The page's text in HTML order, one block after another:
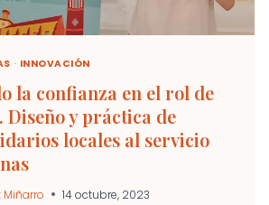
· INNOVACIÓN
la confianza en el rol de
Diseño y práctica de
locales al servicio
Miñarro 14 octubre, 2023